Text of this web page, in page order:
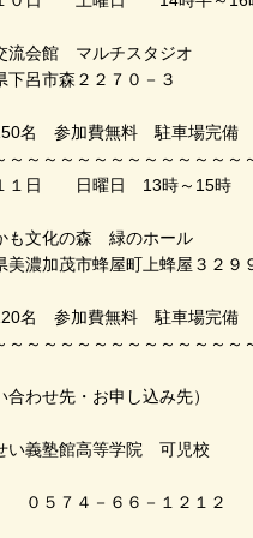
流会館 マルチスタジオ
下呂市森２２７０－３
名 参加費無料 駐車場完備
～～～～～～～～～～～～～～
１日 日曜日 13時～15時
も文化の森 緑のホール
美濃加茂市蜂屋町上蜂屋３２９
名 参加費無料 駐車場完備
～～～～～～～～～～～～～～
合わせ先・お申し込み先）
い義塾館高等学院 可児校
５７４－６６－１２１２